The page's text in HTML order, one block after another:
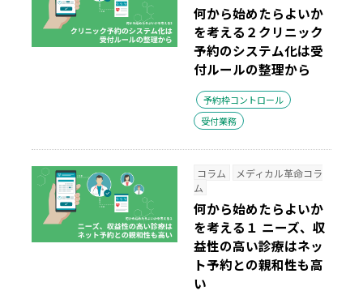
何から始めたらよいか
を考える２ クリニック
予約のシステム化は受
付ルールの整理から
予約枠コントロール
受付業務
コラム
メディカル革命コラ
ム
何から始めたらよいか
を考える１ ニーズ、収
益性の高い診療はネッ
ト予約との親和性も高
い